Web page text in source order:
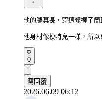
他的腿真長，穿這條褲子簡
他身材像模特兒一樣，所以
0
寫回覆
2026.06.09 06:12